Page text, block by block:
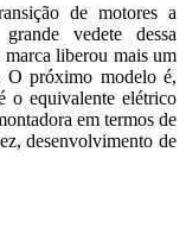
de motores a
vedete dessa
liberou mais um
O próximo modelo é,
o equivalente elétrico
em termos de
desenvolvimento de